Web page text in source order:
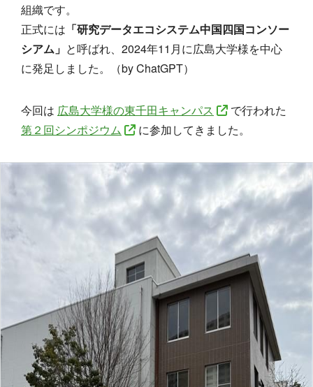
組織です。
正式には 「研究データエコシステム中国四国コンソー
シアム」 と呼ばれ、2024年11月に広島大学様を中心
に発足しました。（by ChatGPT）
今回は 広島大学様の東千田キャンパス
で行われた
第２回シンポジウム
に参加してきました。